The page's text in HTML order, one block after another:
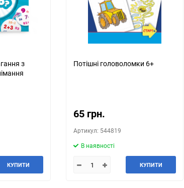
з
КУПИТИ
Потішні головоломки 6+
65 грн.
Артикул: 544819
В наявності
КУПИТИ